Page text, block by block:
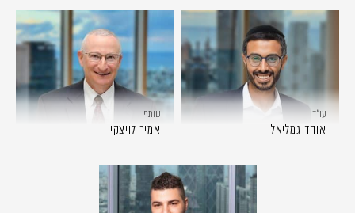
עו״ד
אוהד גמליאל
שותף
אמיר לויצקי